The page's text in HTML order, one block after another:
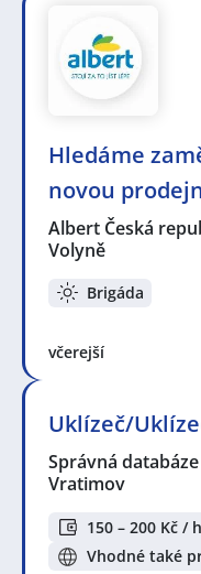
Hledáme
novou
Albert Česká
Volyně
Brigáda
včerejší
Uklízeč/
Správná
Vratimov
150 – 200 Kč /
Vhodné také